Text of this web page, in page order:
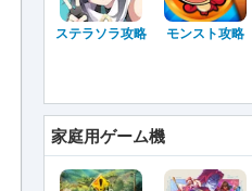
ステラソラ攻略 モンスト攻略
家庭用ゲーム機